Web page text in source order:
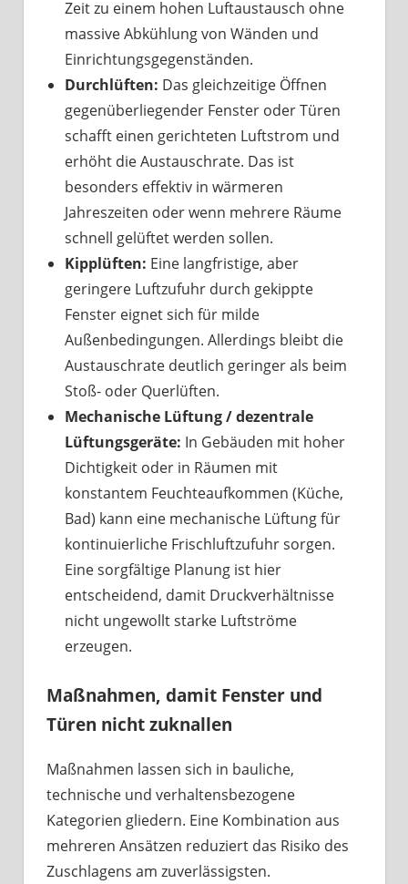
Zeit zu einem hohen Luftaustausch ohne
massive Abkühlung von Wänden und
Einrichtungsgegenständen.
Durchlüften: Das gleichzeitige Öffnen
gegenüberliegender Fenster oder Türen
schafft einen gerichteten Luftstrom und
erhöht die Austauschrate. Das ist
besonders effektiv in wärmeren
Jahreszeiten oder wenn mehrere Räume
schnell gelüftet werden sollen.
Kipplüften: Eine langfristige, aber
geringere Luftzufuhr durch gekippte
Fenster eignet sich für milde
Außenbedingungen. Allerdings bleibt die
Austauschrate deutlich geringer als beim
Stoß- oder Querlüften.
Mechanische Lüftung / dezentrale
Lüftungsgeräte: In Gebäuden mit hoher
Dichtigkeit oder in Räumen mit
konstantem Feuchteaufkommen (Küche,
Bad) kann eine mechanische Lüftung für
kontinuierliche Frischluftzufuhr sorgen.
Eine sorgfältige Planung ist hier
entscheidend, damit Druckverhältnisse
nicht ungewollt starke Luftströme
erzeugen.
Maßnahmen, damit Fenster und
Türen nicht zuknallen
Maßnahmen lassen sich in bauliche,
technische und verhaltensbezogene
Kategorien gliedern. Eine Kombination aus
mehreren Ansätzen reduziert das Risiko des
Zuschlagens am zuverlässigsten.